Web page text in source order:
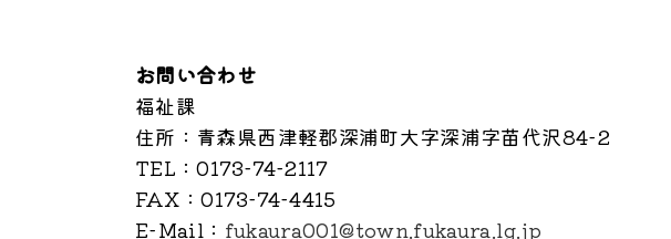
お問い合わせ
福祉課
住所 ：青森県西津軽郡深浦町大字深浦字苗代沢84-2
TEL ：0173-74-2117
FAX ：0173-74-4415
E-Mail ： fukaura001@town.fukaura.lg.jp